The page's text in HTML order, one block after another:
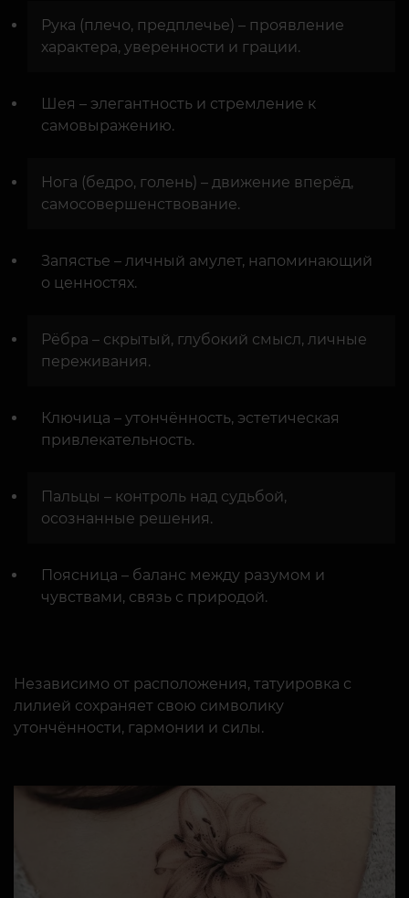
Рука (плечо, предплечье) – проявление
характера, уверенности и грации.
Шея – элегантность и стремление к
самовыражению.
Нога (бедро, голень) – движение вперёд,
самосовершенствование.
Запястье – личный амулет, напоминающий
о ценностях.
Рёбра – скрытый, глубокий смысл, личные
переживания.
Ключица – утончённость, эстетическая
привлекательность.
Пальцы – контроль над судьбой,
осознанные решения.
Поясница – баланс между разумом и
чувствами, связь с природой.
Независимо от расположения, татуировка с
лилией сохраняет свою символику
утончённости, гармонии и силы.